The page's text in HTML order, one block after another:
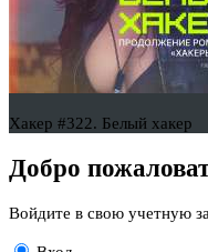
Хакер #322. Белый хакер
Добро
Войдите в свою учетную